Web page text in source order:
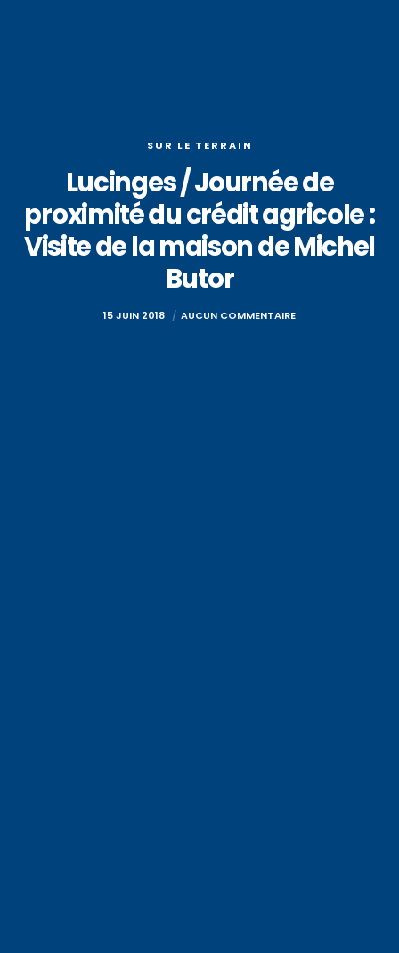
SUR LE TERRAIN
Lucinges / Journée de
proximité du crédit agricole :
Visite de la maison de Michel
Butor
15 JUIN 2018 AUCUN COMMENTAIRE